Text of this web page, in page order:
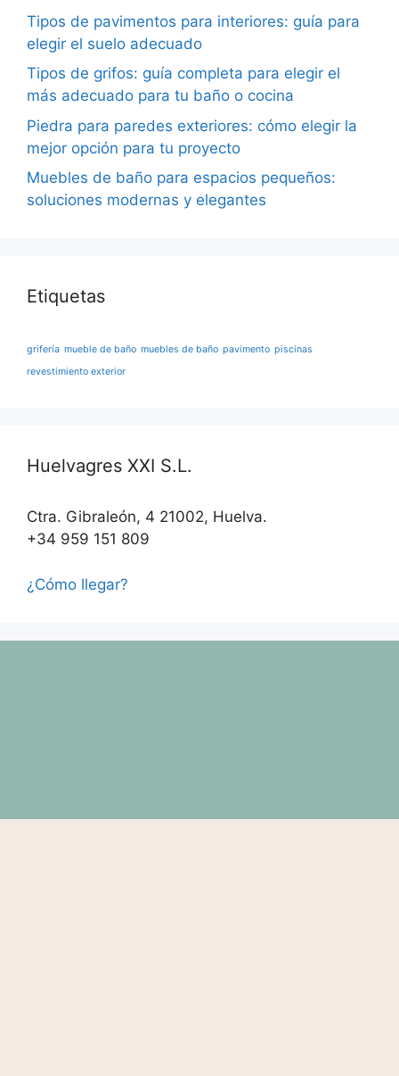
Tipos de pavimentos para interiores: guía para
elegir el suelo adecuado
Tipos de grifos: guía completa para elegir el
más adecuado para tu baño o cocina
Piedra para paredes exteriores: cómo elegir la
mejor opción para tu proyecto
Muebles de baño para espacios pequeños:
soluciones modernas y elegantes
Etiquetas
grifería mueble de baño muebles de baño pavimento piscinas
revestimiento exterior
Huelvagres XXI S.L.
Ctra. Gibraleón, 4 21002, Huelva.
+34 959 151 809
¿Cómo llegar?